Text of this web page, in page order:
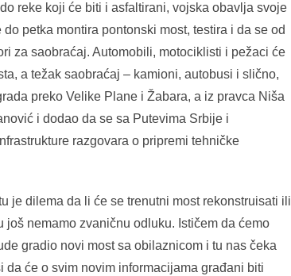
reke koji će biti i asfaltirani, vojska obavlja svoje
petka montira pontonski most, testira i da se od
za saobraćaj. Automobili, motociklisti i pežaci će
a težak saobraćaj – kamioni, autobusi i slično,
preko Velike Plane i Žabara, a iz pravca Niša
i dodao da se sa Putevima Srbije i
razgovara o pripremi tehničke
je dilema da li će se trenutni most rekonstruisati ili
nemamo zvaničnu odluku. Ističem da ćemo
gradio novi most sa obilaznicom i tu nas čeka
da će o svim novim informacijama građani biti